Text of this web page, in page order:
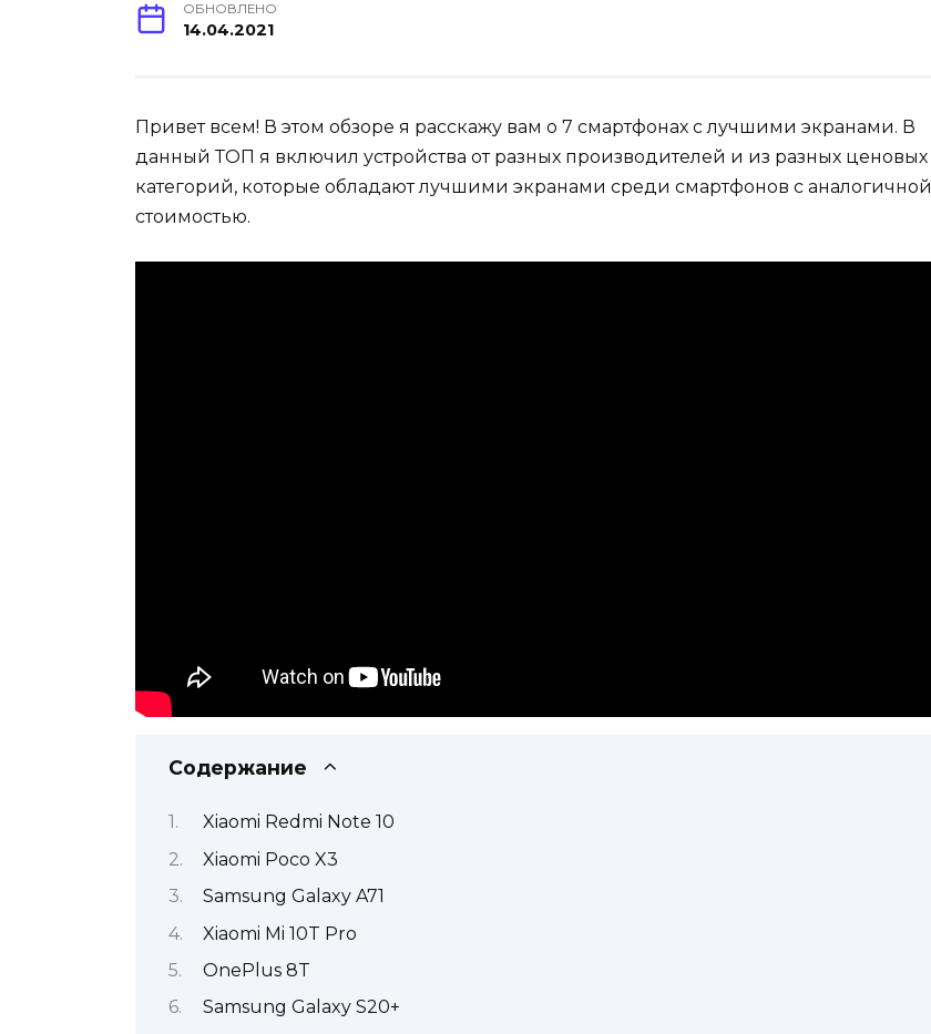
ОБНОВЛЕНО
14.04.2021
Привет всем! В этом обзоре я расскажу вам о 7 смартфонах с лучшими экранами. В
данный ТОП я включил устройства от разных производителей и из разных ценовых
категорий, которые обладают лучшими экранами среди смартфонов с аналогичной
стоимостью.
Содержание
Xiaomi Redmi Note 10
Xiaomi Poco X3
Samsung Galaxy A71
Xiaomi Mi 10T Pro
OnePlus 8T
Samsung Galaxy S20+